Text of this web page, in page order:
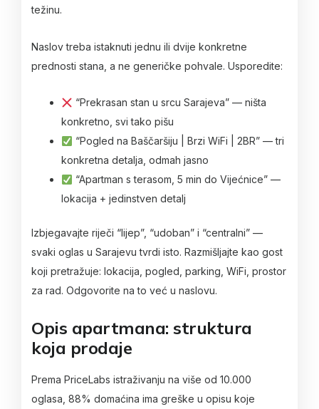
težinu.
Naslov treba istaknuti jednu ili dvije konkretne
prednosti stana, a ne generičke pohvale. Usporedite:
“Prekrasan stan u srcu Sarajeva” — ništa
konkretno, svi tako pišu
“Pogled na Baščaršiju | Brzi WiFi | 2BR” — tri
konkretna detalja, odmah jasno
“Apartman s terasom, 5 min do Vijećnice” —
lokacija + jedinstven detalj
Izbjegavajte riječi “lijep”, “udoban” i “centralni” —
svaki oglas u Sarajevu tvrdi isto. Razmišljajte kao gost
koji pretražuje: lokacija, pogled, parking, WiFi, prostor
za rad. Odgovorite na to već u naslovu.
Opis apartmana: struktura
koja prodaje
Prema PriceLabs istraživanju na više od 10.000
oglasa, 88% domaćina ima greške u opisu koje